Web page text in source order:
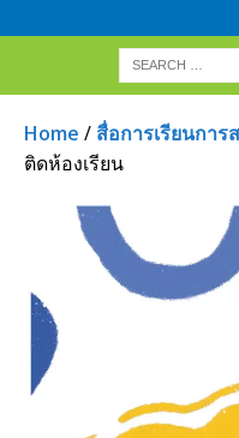
Home / สื่อการเรียนการ
ติดห้องเรียน